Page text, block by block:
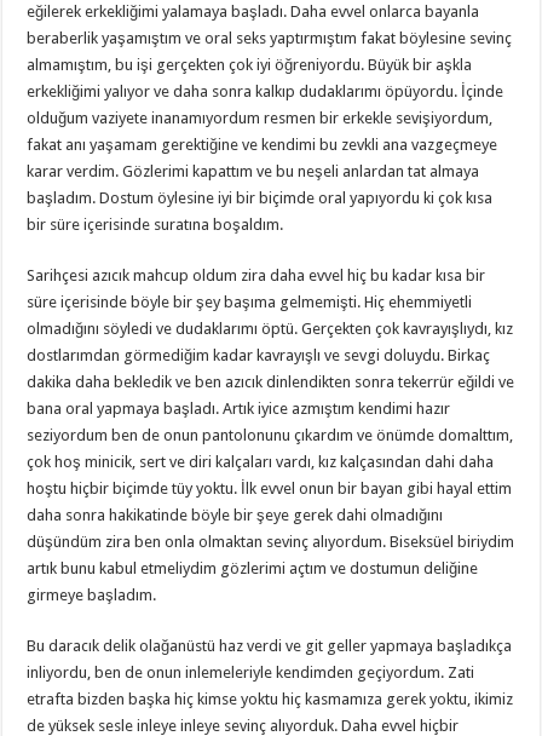
eğilerek erkekliğimi yalamaya başladı. Daha evvel onlarca bayanla
beraberlik yaşamıştım ve oral seks yaptırmıştım fakat böylesine sevinç
almamıştım, bu işi gerçekten çok iyi öğreniyordu. Büyük bir aşkla
erkekliğimi yalıyor ve daha sonra kalkıp dudaklarımı öpüyordu. İçinde
olduğum vaziyete inanamıyordum resmen bir erkekle sevişiyordum,
fakat anı yaşamam gerektiğine ve kendimi bu zevkli ana vazgeçmeye
karar verdim. Gözlerimi kapattım ve bu neşeli anlardan tat almaya
başladım. Dostum öylesine iyi bir biçimde oral yapıyordu ki çok kısa
bir süre içerisinde suratına boşaldım.
Sarihçesi azıcık mahcup oldum zira daha evvel hiç bu kadar kısa bir
süre içerisinde böyle bir şey başıma gelmemişti. Hiç ehemmiyetli
olmadığını söyledi ve dudaklarımı öptü. Gerçekten çok kavrayışlıydı, kız
dostlarımdan görmediğim kadar kavrayışlı ve sevgi doluydu. Birkaç
dakika daha bekledik ve ben azıcık dinlendikten sonra tekerrür eğildi ve
bana oral yapmaya başladı. Artık iyice azmıştım kendimi hazır
seziyordum ben de onun pantolonunu çıkardım ve önümde domalttım,
çok hoş minicik, sert ve diri kalçaları vardı, kız kalçasından dahi daha
hoştu hiçbir biçimde tüy yoktu. İlk evvel onun bir bayan gibi hayal ettim
daha sonra hakikatinde böyle bir şeye gerek dahi olmadığını
düşündüm zira ben onla olmaktan sevinç alıyordum. Biseksüel biriydim
artık bunu kabul etmeliydim gözlerimi açtım ve dostumun deliğine
girmeye başladım.
Bu daracık delik olağanüstü haz verdi ve git geller yapmaya başladıkça
inliyordu, ben de onun inlemeleriyle kendimden geçiyordum. Zati
etrafta bizden başka hiç kimse yoktu hiç kasmamıza gerek yoktu, ikimiz
de yüksek sesle inleye inleye sevinç alıyorduk. Daha evvel hiçbir